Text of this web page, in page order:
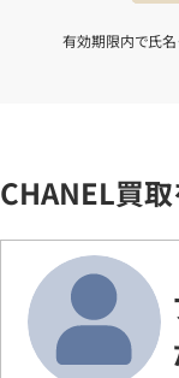
有効期限内で氏名
CHANEL買